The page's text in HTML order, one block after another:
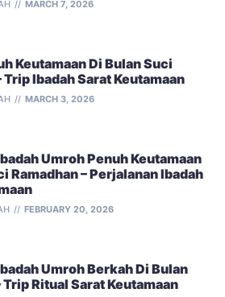
MARCH 7, 2026
Keutamaan Di Bulan Suci
Trip Ibadah Sarat Keutamaan
MARCH 3, 2026
Umroh Penuh Keutamaan
Ramadhan – Perjalanan Ibadah
FEBRUARY 20, 2026
Umroh Berkah Di Bulan
Trip Ritual Sarat Keutamaan